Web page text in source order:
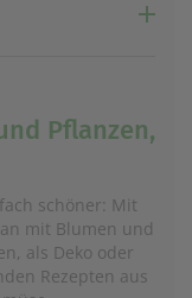
Pflanzen,
schöner: Mit
mit Blumen und
als Deko oder
Rezepten aus